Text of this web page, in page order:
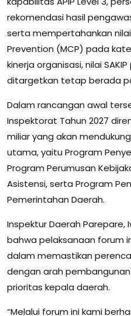
rekomendasi hasil
serta mempertahankan
Prevention (MCP) pada
kinerja organisasi, nilai
ditargetkan tetap berada
Dalam rancangan awal
Inspektorat Tahun 2027
miliar yang akan
utama, yaitu Program
Program Perumusan
Asistensi, serta Program
Pemerintahan Daerah.
Inspektur Daerah Parepare,
bahwa pelaksanaan forum
dalam memastikan
dengan arah
prioritas kepala daerah.
“Melalui forum ini kami